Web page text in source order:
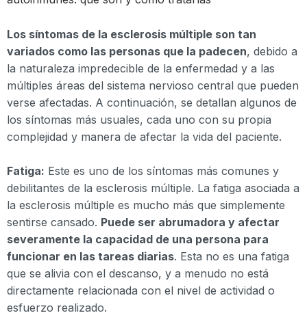
Los síntomas de la esclerosis múltiple son tan
variados como las personas que la padecen, debido a
la naturaleza impredecible de la enfermedad y a las
múltiples áreas del sistema nervioso central que pueden
verse afectadas. A continuación, se detallan algunos de
los síntomas más usuales, cada uno con su propia
complejidad y manera de afectar la vida del paciente.
Fatiga: Este es uno de los síntomas más comunes y
debilitantes de la esclerosis múltiple. La fatiga asociada a
la esclerosis múltiple es mucho más que simplemente
sentirse cansado. Puede ser abrumadora y afectar
severamente la capacidad de una persona para
funcionar en las tareas diarias. Esta no es una fatiga
que se alivia con el descanso, y a menudo no está
directamente relacionada con el nivel de actividad o
esfuerzo realizado.